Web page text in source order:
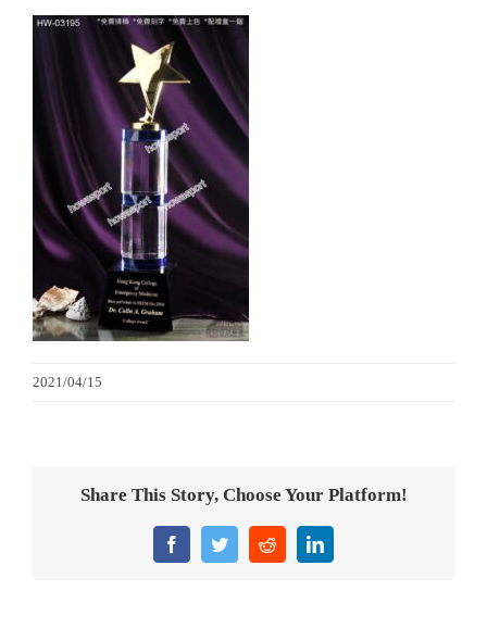
一天快取
實用系列
水晶獎座
金箔畫
意大利獎盃
旗座/旗桿
2021/04/15
Share This Story, Choose Your Platform!
FacebookTwitterRedditLinkedIn